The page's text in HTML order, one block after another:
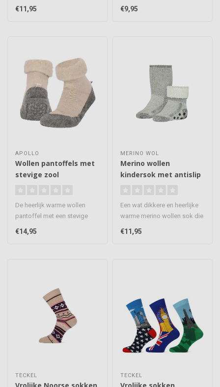
Voorzien van een licht..
€11,95
motief, de musthave voor
deze wi..
€9,95
APOLLO
Wollen pantoffels met
stevige zool
De heerlijk warme wollen
pantoffel met een stevige
€14,95
MERINO WOL
Merino wollen
kindersok met antislip
Een wat dikkere en heerlijke
warme merino wollen sok die
€11,95
TECKEL TECKEL